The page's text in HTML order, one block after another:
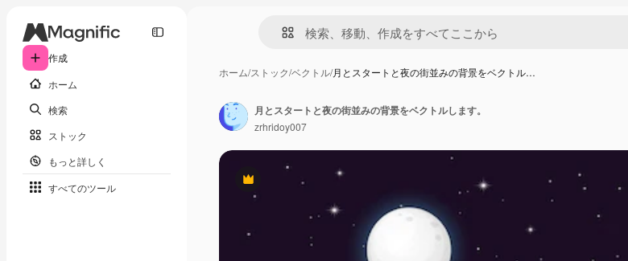
作成
ホーム
検索
ストック
もっと詳しく
すべてのツール
ホーム/ストック/ベクトル/月とスタートと夜の街並みの背景をベクトル…
Premium
月とスタートと夜の街並みの背景をベクトルします。
zrhridoy007